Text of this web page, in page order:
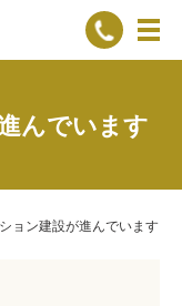
んでいます
ョン建設が進んでいます